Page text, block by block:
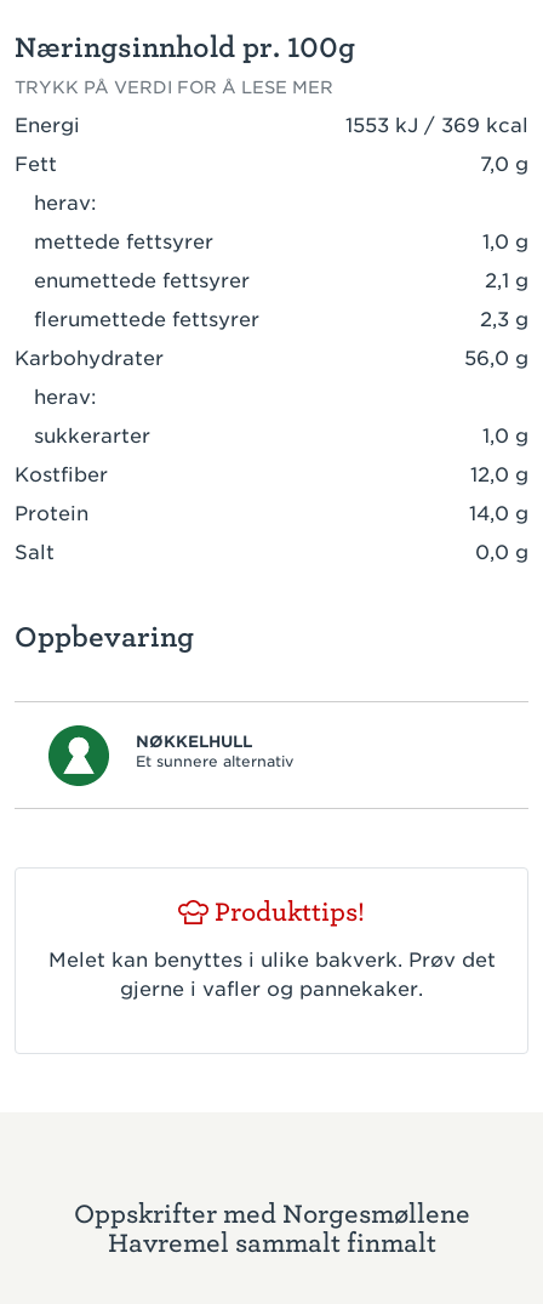
Næringsinnhold pr. 100g
TRYKK PÅ VERDI FOR Å LESE MER
Energi
1553 kJ / 369 kcal
Fett
7,0 g
herav:
mettede fettsyrer
1,0 g
enumettede fettsyrer
2,1 g
flerumettede fettsyrer
2,3 g
Karbohydrater
56,0 g
herav:
sukkerarter
1,0 g
Kostfiber
12,0 g
Protein
14,0 g
Salt
0,0 g
Oppbevaring
NØKKELHULL
Et sunnere alternativ
Produkttips!
Melet kan benyttes i ulike bakverk. Prøv det
gjerne i vafler og pannekaker.
Oppskrifter med Norgesmøllene
Havremel sammalt finmalt